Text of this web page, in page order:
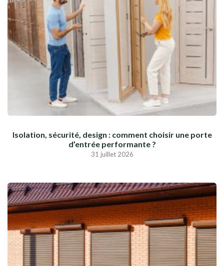
Isolation, sécurité, design : comment choisir une porte
d’entrée performante ?
31 juillet 2026